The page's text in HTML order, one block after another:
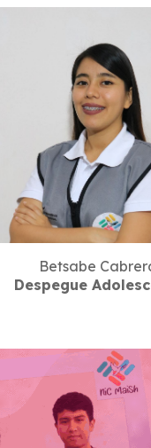
Betsabe
Despegue